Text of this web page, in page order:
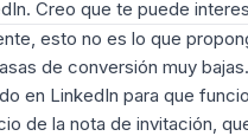
Creo que te puede
esto no es lo que
de conversión muy
en LinkedIn para que
de la nota de invitación,